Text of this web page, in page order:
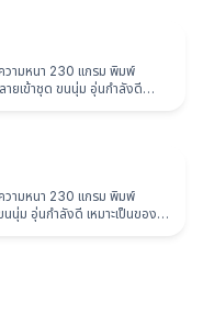
วามหนา 230 แกรม พิมพ์
ยเข้าชุด ขนนุ่ม อุ่นกำลังดี
วามหนา 230 แกรม พิมพ์
ม อุ่นกำลังดี เหมาะเป็นของพรี